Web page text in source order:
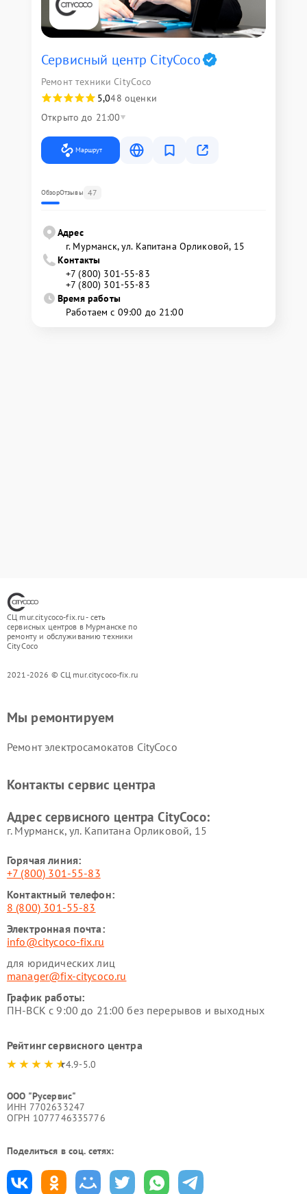
Сервисный центр CityCoco
Ремонт техники CityCoco
5,048 оценки
Открыто до 21:00
Маршрут
ОбзорОтзывы 47
Адрес
г. Мурманск, ул. Капитана Орликовой, 15
Контакты
+7 (800) 301-55-83
+7 (800) 301-55-83
Время работы
Работаем с 09:00 до 21:00
СЦ mur.citycoco-fix.ru - сеть
сервисных центров в Мурманске по
ремонту и обслуживанию техники
CityCoco
2021-2026 © СЦ mur.citycoco-fix.ru
Мы ремонтируем
Ремонт электросамокатов CityCoco
Контакты сервис центра
Адрес сервисного центра CityCoco:
г. Мурманск, ул. Капитана Орликовой, 15
Горячая линия:
+7 (800) 301-55-83
Контактный телефон:
8 (800) 301-55-83
Электронная почта:
info@citycoco-fix.ru
для юридических лиц
manager@fix-citycoco.ru
График работы:
ПН-ВСК с 9:00 до 21:00 без перерывов и выходных
Рейтинг сервисного центра
4.9-5.0
ООО "Русервис"
ИНН 7702633247
ОГРН 1077746335776
Поделиться в соц. сетях: